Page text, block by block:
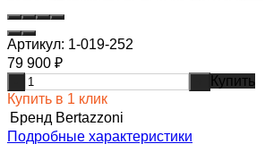
Артикул: 1-019-252
79 900 ₽
Купить
Купить в 1 клик
Бренд Bertazzoni
Подробные характеристики